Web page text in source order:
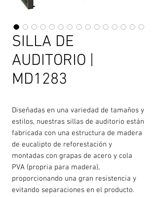
SILLA DE
AUDITORIO |
MD1283
Diseñadas en una variedad de tamaños y
estilos, nuestras sillas de auditorio están
fabricada con una estructura de madera
de eucalipto de reforestación y
montadas con grapas de acero y cola
PVA (propria para madera),
proporcionando una gran resistencia y
evitando separaciones en el producto.